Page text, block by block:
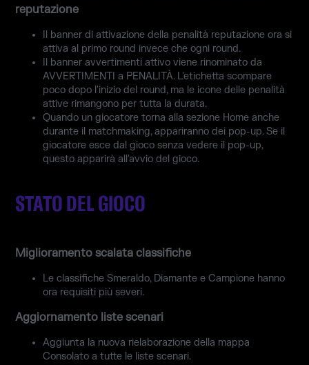
reputazione
Il banner di attivazione della penalità reputazione ora si
attiva al primo round invece che ogni round.
Il banner avvertimenti attivo viene rinominato da
AVVERTIMENTI a PENALITÀ. L'etichetta scompare
poco dopo l'inizio del round, ma le icone delle penalità
attive rimangono per tutta la durata.
Quando un giocatore torna alla sezione Home anche
durante il matchmaking, appariranno dei pop-up. Se il
giocatore esce dal gioco senza vedere il pop-up,
questo apparirà all'avvio del gioco.
STATO DEL GIOCO
Miglioramento scalata classifiche
Le classifiche Smeraldo, Diamante e Campione hanno
ora requisiti più severi.
Aggiornamento liste scenari
Aggiunta la nuova rielaborazione della mappa
Consolato a tutte le liste scenari.